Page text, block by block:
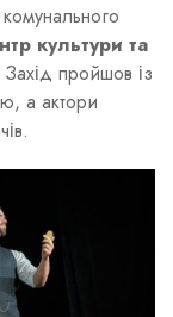
культури та
Захід пройшов із
а актори